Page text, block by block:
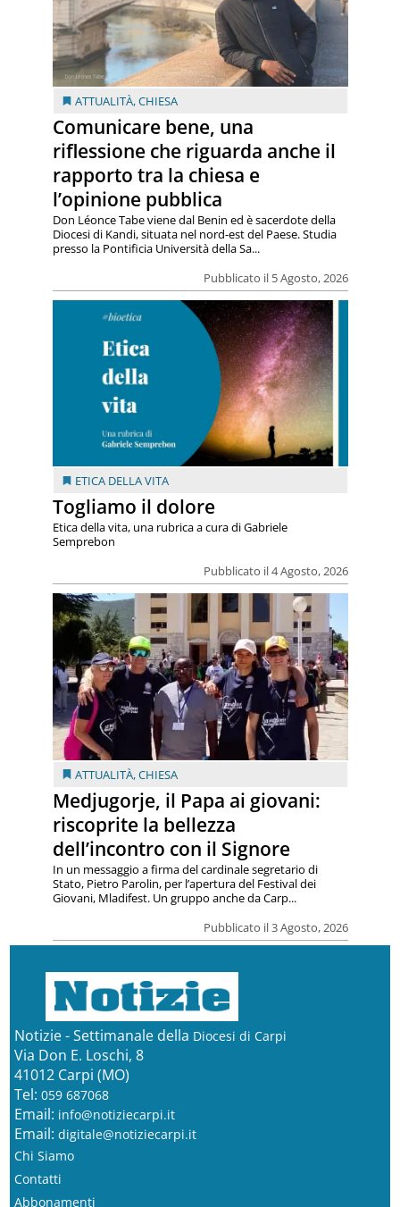
ATTUALITÀ,CHIESA
Comunicare bene, una
riflessione che riguarda anche il
rapporto tra la chiesa e
l’opinione pubblica
Pubblicato il 5 Agosto, 2026
Don Léonce Tabe viene dal Benin ed è sacerdote della
Diocesi di Kandi, situata nel nord-est del Paese. Studia
presso la Pontificia Università della Sa...
ETICA DELLA VITA
Togliamo il dolore
Pubblicato il 4 Agosto, 2026
Etica della vita, una rubrica a cura di Gabriele
Semprebon
ATTUALITÀ,CHIESA
Medjugorje, il Papa ai giovani:
riscoprite la bellezza
dell’incontro con il Signore
Pubblicato il 3 Agosto, 2026
In un messaggio a firma del cardinale segretario di
Stato, Pietro Parolin, per l’apertura del Festival dei
Giovani, Mladifest. Un gruppo anche da Carp...
Notizie - Settimanale della Diocesi di Carpi
Via Don E. Loschi, 8
41012 Carpi (MO)
Tel: 059 687068
Email: info@notiziecarpi.it
Email: digitale@notiziecarpi.it
Chi Siamo
Contatti
Abbonamenti